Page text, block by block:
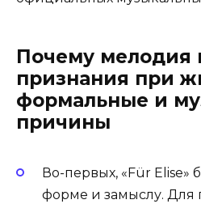
Почему мелодия
признания при
формальные и
причины
Во-первых, «Für Elise»
форме и замыслу. Для